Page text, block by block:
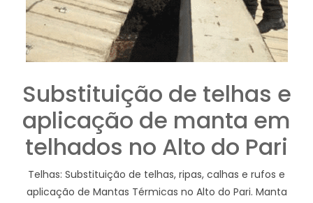
Substituição de telhas e
aplicação de manta em
telhados no Alto do Pari
Telhas: Substituição de telhas, ripas, calhas e rufos e
aplicação de Mantas Térmicas no Alto do Pari. Manta